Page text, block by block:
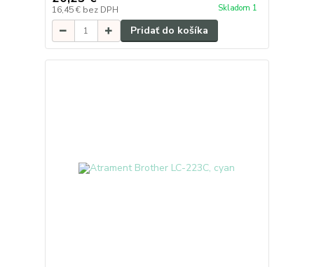
16,45 € bez DPH Skladom 1
Pridať do košíka